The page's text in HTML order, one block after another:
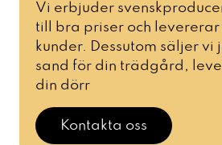
Vi erbjuder
till bra priser och
kunder. Dessutom säljer vi
sand för din trädgård,
din dörr
Kontakta oss